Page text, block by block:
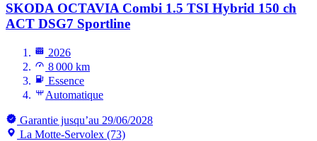
SKODA OCTAVIA Combi 1.5 TSI Hybrid 150 ch
ACT DSG7 Sportline
2026
8 000 km
Essence
Automatique
Garantie jusqu’au 29/06/2028
La Motte-Servolex (73)